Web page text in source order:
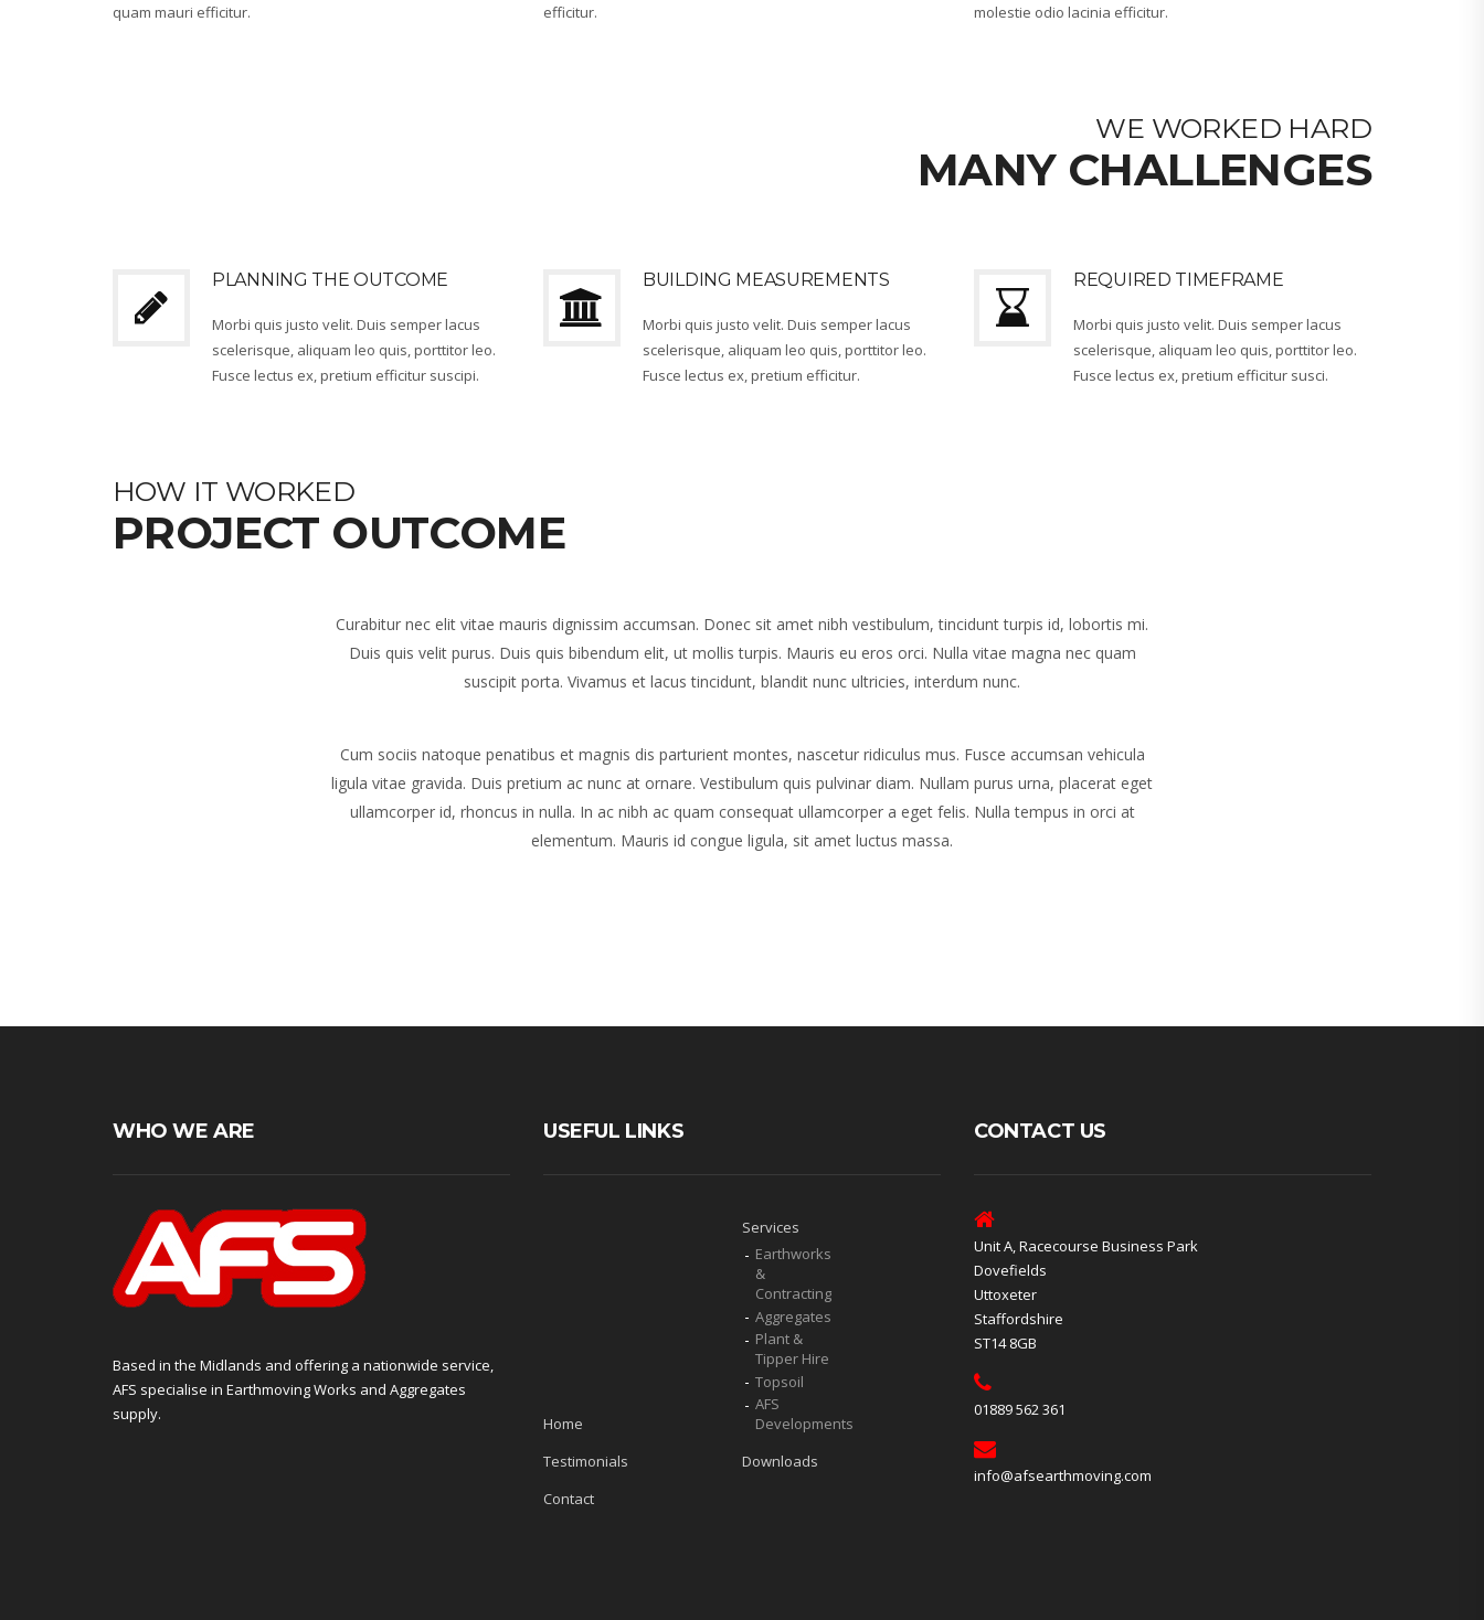
quam mauri efficitur.
efficitur.
molestie odio lacinia efficitur.
WE WORKED HARD
MANY CHALLENGES
PLANNING THE OUTCOME
Morbi quis justo velit. Duis semper lacus
scelerisque, aliquam leo quis, porttitor leo.
Fusce lectus ex, pretium efficitur suscipi.
BUILDING MEASUREMENTS
Morbi quis justo velit. Duis semper lacus
scelerisque, aliquam leo quis, porttitor leo.
Fusce lectus ex, pretium efficitur.
REQUIRED TIMEFRAME
Morbi quis justo velit. Duis semper lacus
scelerisque, aliquam leo quis, porttitor leo.
Fusce lectus ex, pretium efficitur susci.
HOW IT WORKED
PROJECT OUTCOME
Curabitur nec elit vitae mauris dignissim accumsan. Donec sit amet nibh vestibulum, tincidunt turpis id, lobortis mi.
Duis quis velit purus. Duis quis bibendum elit, ut mollis turpis. Mauris eu eros orci. Nulla vitae magna nec quam
suscipit porta. Vivamus et lacus tincidunt, blandit nunc ultricies, interdum nunc.
Cum sociis natoque penatibus et magnis dis parturient montes, nascetur ridiculus mus. Fusce accumsan vehicula
ligula vitae gravida. Duis pretium ac nunc at ornare. Vestibulum quis pulvinar diam. Nullam purus urna, placerat eget
ullamcorper id, rhoncus in nulla. In ac nibh ac quam consequat ullamcorper a eget felis. Nulla tempus in orci at
elementum. Mauris id congue ligula, sit amet luctus massa.
WHO WE ARE
Based in the Midlands and offering a nationwide service,
AFS specialise in Earthmoving Works and Aggregates
supply.
USEFUL LINKS
Home
Services
Earthworks
&
Contracting
Aggregates
Plant &
Tipper Hire
Topsoil
AFS
Developments
Testimonials
Downloads
Contact
CONTACT US
Unit A, Racecourse Business Park
Dovefields
Uttoxeter
Staffordshire
ST14 8GB
01889 562 361
info@afsearthmoving.com